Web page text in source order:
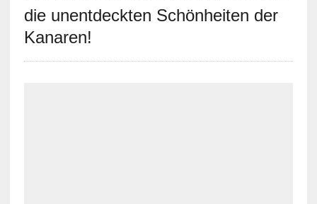
die unentdeckten Schönheiten der
Kanaren!